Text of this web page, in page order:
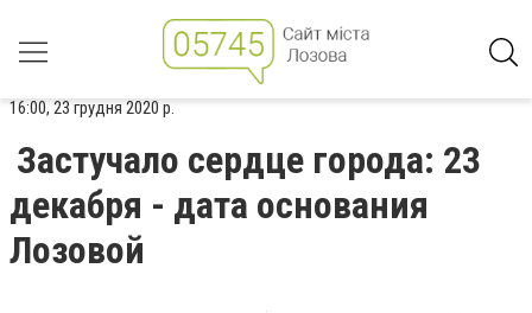
16:00, 23 грудня 2020 р.
Застучало сердце города: 23
декабря - дата основания
Лозовой